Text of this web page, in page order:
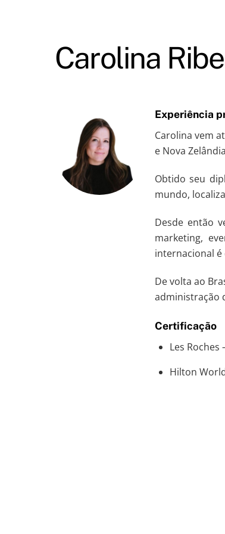
Carolina
Experiência
Carolina vem
e Nova
Obtido seu
mundo,
Desde então
marketing,
internacional é
De volta ao
administração
Certificação
Les Roches
Hilton